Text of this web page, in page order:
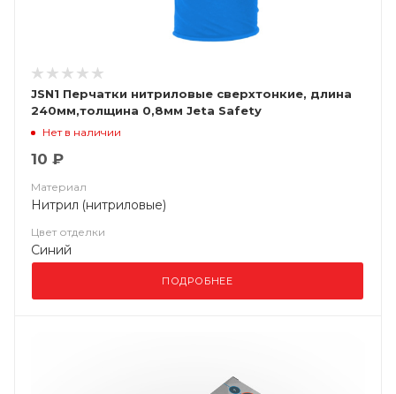
JSN1 Перчатки нитриловые сверхтонкие, длина
240мм,толщина 0,8мм Jeta Safety
Нет в наличии
10 ₽
Материал
Нитрил (нитриловые)
Цвет отделки
Синий
ПОДРОБНЕЕ